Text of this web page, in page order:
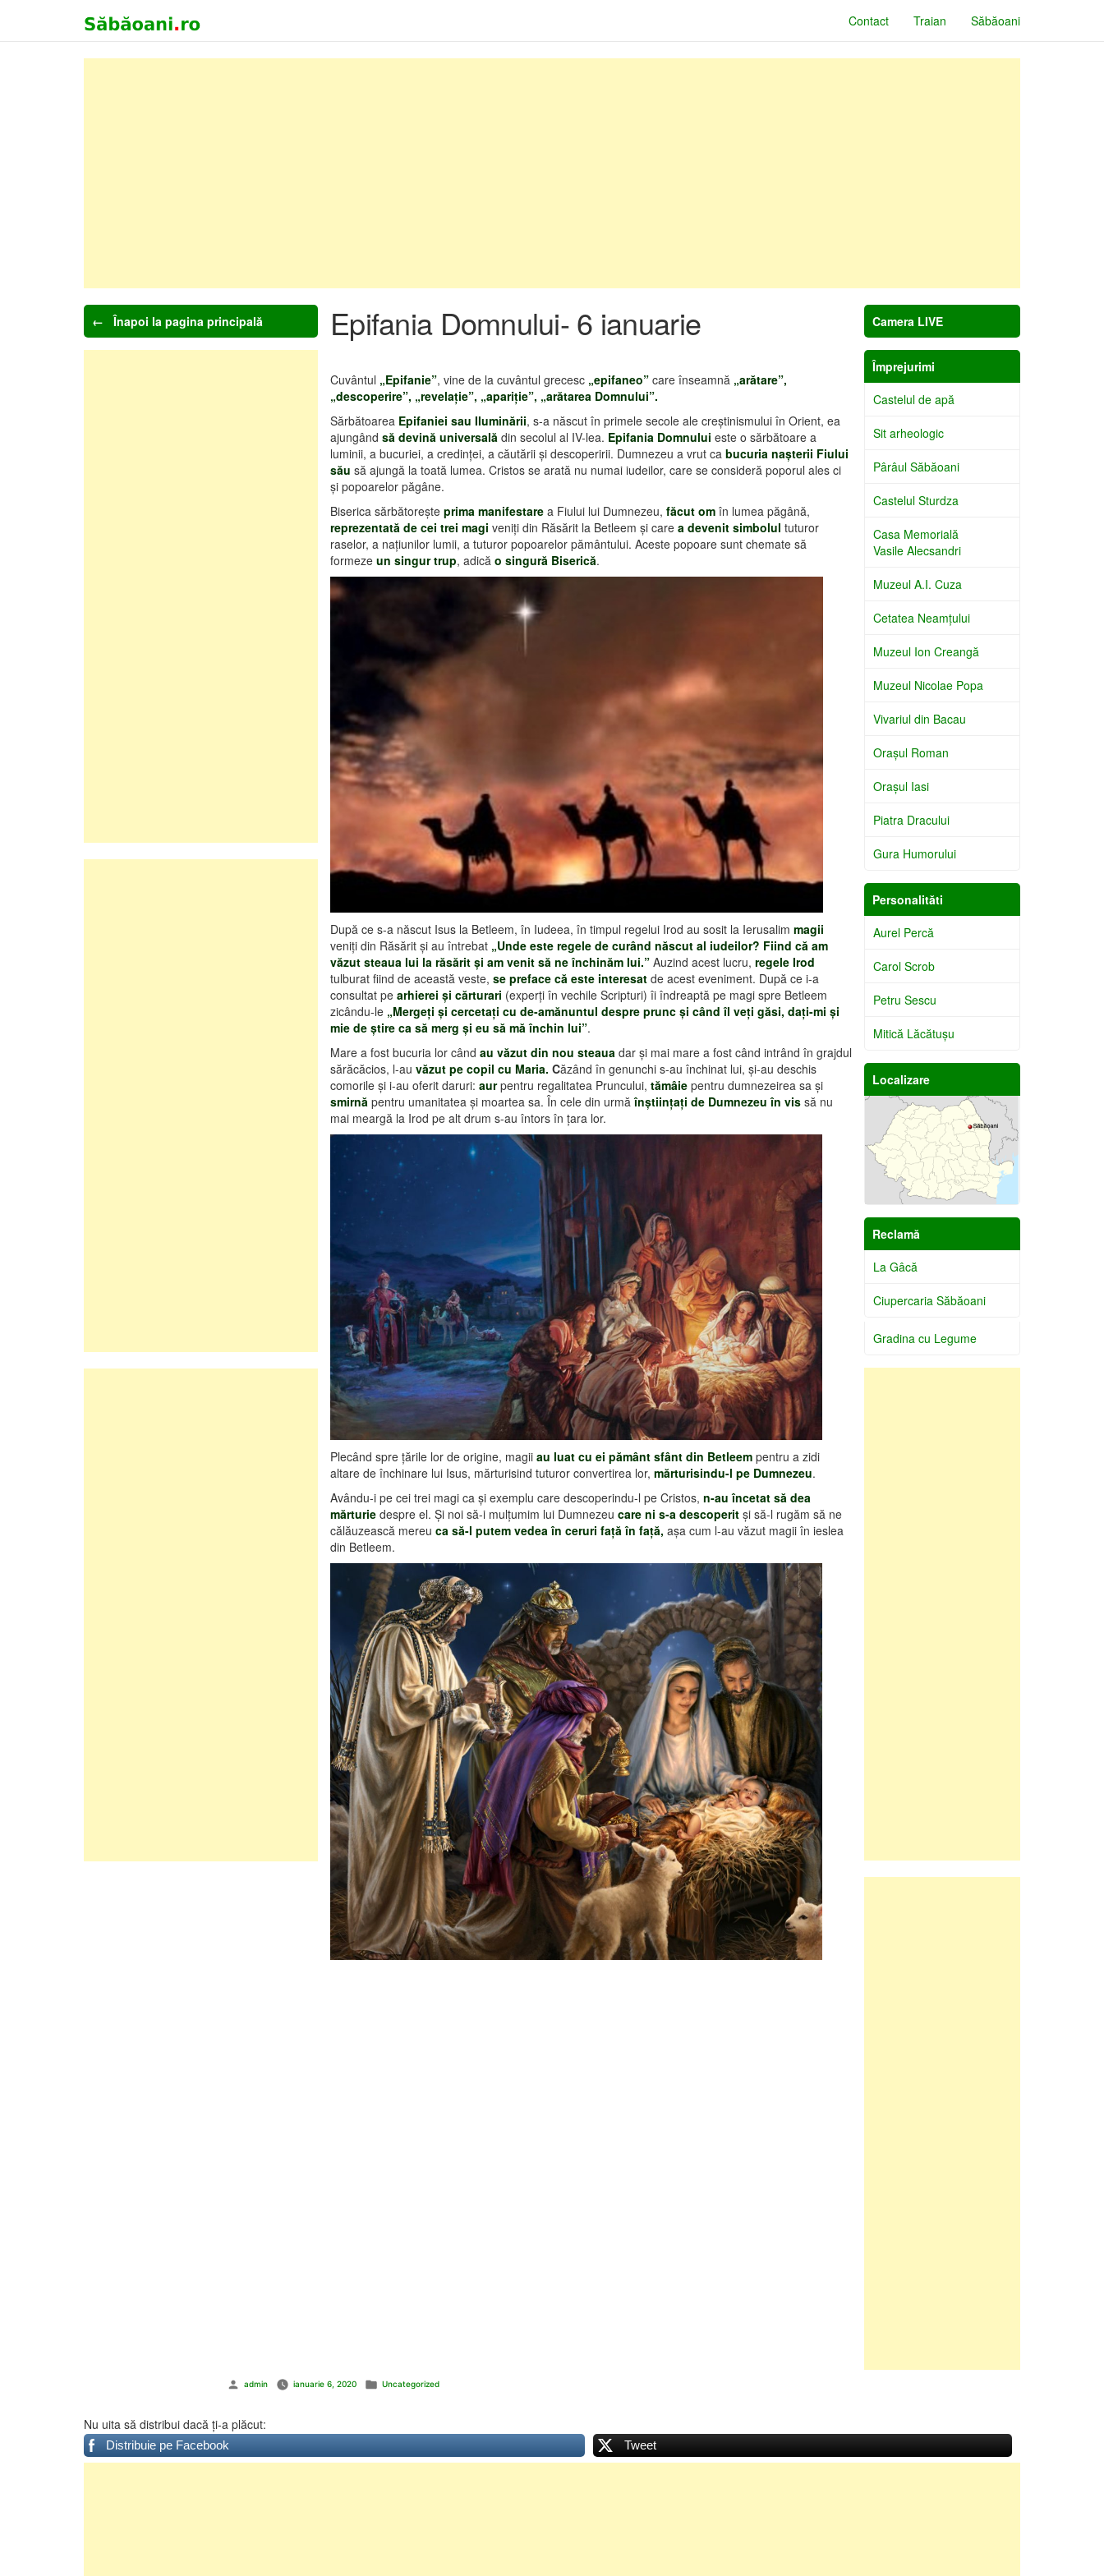
Contact Traian Săbăoani
← Înapoi la pagina principală Epifania Domnului- 6 ianuarie
Cuvântul „Epifanie”, vine de la cuvântul grecesc „epifaneo” care înseamnă „arătare”,
„descoperire”, „revelaţie”, „apariţie”, „arătarea Domnului”.
Sărbătoarea Epifaniei sau Iluminării, s-a născut în primele secole ale creştinismului în Orient, ea
ajungând să devină universală din secolul al IV-lea. Epifania Domnului este o sărbătoare a
luminii, a bucuriei, a credinţei, a căutării şi descoperirii. Dumnezeu a vrut ca bucuria naşterii Fiului
său să ajungă la toată lumea. Cristos se arată nu numai iudeilor, care se consideră poporul ales ci
şi popoarelor păgâne.
Biserica sărbătoreşte prima manifestare a Fiului lui Dumnezeu, făcut om în lumea păgână,
reprezentată de cei trei magi veniţi din Răsărit la Betleem şi care a devenit simbolul tuturor
raselor, a naţiunilor lumii, a tuturor popoarelor pământului. Aceste popoare sunt chemate să
formeze un singur trup, adică o singură Biserică.
După ce s-a născut Isus la Betleem, în Iudeea, în timpul regelui Irod au sosit la Ierusalim magii
veniţi din Răsărit şi au întrebat „Unde este regele de curând născut al iudeilor? Fiind că am
văzut steaua lui la răsărit şi am venit să ne închinăm lui.” Auzind acest lucru, regele Irod
tulburat fiind de această veste, se preface că este interesat de acest eveniment. După ce i-a
consultat pe arhierei şi cărturari (experţi în vechile Scripturi) îi îndreaptă pe magi spre Betleem
zicându-le „Mergeţi şi cercetaţi cu de-amănuntul despre prunc şi când îl veţi găsi, daţi-mi şi
mie de ştire ca să merg şi eu să mă închin lui”.
Mare a fost bucuria lor când au văzut din nou steaua dar şi mai mare a fost când intrând în grajdul
sărăcăcios, l-au văzut pe copil cu Maria. Căzând în genunchi s-au închinat lui, şi-au deschis
comorile şi i-au oferit daruri: aur pentru regalitatea Pruncului, tămâie pentru dumnezeirea sa şi
smirnă pentru umanitatea şi moartea sa. În cele din urmăînştiinţaţi de Dumnezeu în vis să nu
mai meargă la Irod pe alt drum s-au întors în ţara lor.
Plecând spre ţările lor de origine, magii au luat cu ei pământ sfânt din Betleem pentru a zidi
altare de închinare lui Isus, mărturisind tuturor convertirea lor, mărturisindu-l pe Dumnezeu.
Avându-i pe cei trei magi ca şi exemplu care descoperindu-l pe Cristos, n-au încetat să dea
mărturie despre el. Şi noi să-i mulţumim lui Dumnezeu care ni s-a descoperit şi să-l rugăm să ne
călăuzească mereu ca să-l putem vedea în ceruri faţă în faţă, aşa cum l-au văzut magii în ieslea
din Betleem.
Camera LIVE
Împrejurimi
Castelul de apă
Sit arheologic
Pârâul Săbăoani
Castelul Sturdza
Casa Memorială
Vasile Alecsandri
Muzeul A.I. Cuza
Cetatea Neamţului
Muzeul Ion Creangă
Muzeul Nicolae Popa
Vivariul din Bacau
Oraşul Roman
Oraşul Iasi
Piatra Dracului
Gura Humorului
Personalităti
Aurel Percă
Carol Scrob
Petru Sescu
Mitică Lăcătuşu
Localizare
Reclamă
La Gâcă
Ciupercaria Săbăoani
Gradina cu Legume
Publicat
admin ianuarie 6, 2020
Publicat
Uncategorized
Nu uita să distribui dacă ți-a plăcut:
Distribuie pe Facebook Tweet